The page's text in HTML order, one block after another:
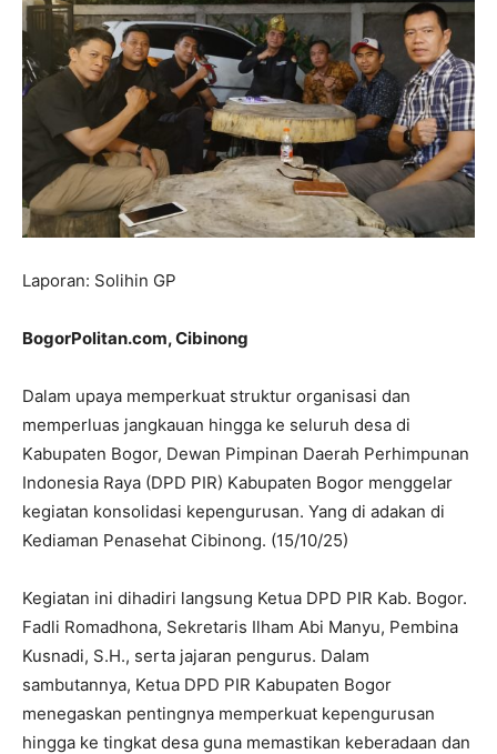
Laporan: Solihin GP
BogorPolitan.com, Cibinong
Dalam upaya memperkuat struktur organisasi dan
memperluas jangkauan hingga ke seluruh desa di
Kabupaten Bogor, Dewan Pimpinan Daerah Perhimpunan
Indonesia Raya (DPD PIR) Kabupaten Bogor menggelar
kegiatan konsolidasi kepengurusan. Yang di adakan di
Kediaman Penasehat Cibinong. (15/10/25)
Kegiatan ini dihadiri langsung Ketua DPD PIR Kab. Bogor.
Fadli Romadhona, Sekretaris Ilham Abi Manyu, Pembina
Kusnadi, S.H., serta jajaran pengurus. Dalam
sambutannya, Ketua DPD PIR Kabupaten Bogor
menegaskan pentingnya memperkuat kepengurusan
hingga ke tingkat desa guna memastikan keberadaan dan